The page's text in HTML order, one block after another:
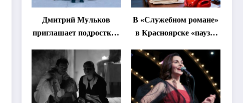
Дмитрий Мульков
приглашает подростков
«спектакль-
солостальгию»
В «Служебном романе»
в Красноярске «паузы